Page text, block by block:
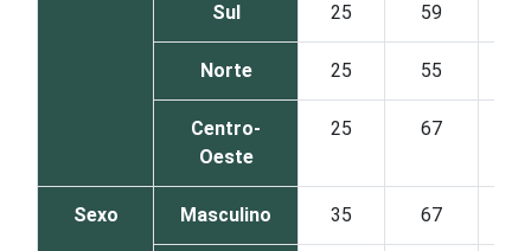
Sul 25 59
Norte 25 55
Centro-
Oeste
25 67
Sexo Masculino 35 67